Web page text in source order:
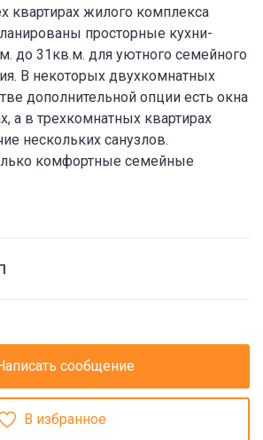
квартирах жилого комплекса
просторные кухни-
до 31кв.м. для уютного семейного
В некоторых двухкомнатных
дополнительной опции есть окна
а в трехкомнатных квартирах
нескольких санузлов.
комфортные семейные
сообщение
В избранное